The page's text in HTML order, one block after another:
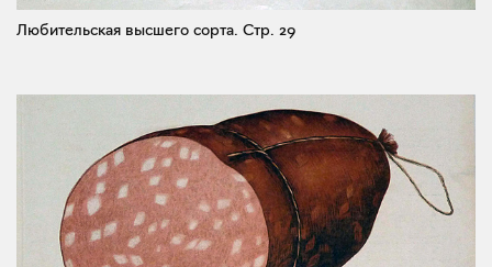
Любительская высшего сорта. Стр. 29